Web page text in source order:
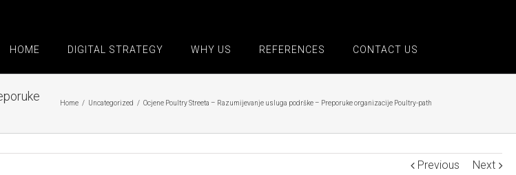
HOME DIGITAL STRATEGY WHY US REFERENCES CONTACT US
Home / Uncategorized / Ocjene Poultry Streeta – Razumijevanje usluga podrške – Preporuke organizacije Poultry-path
Previous Next